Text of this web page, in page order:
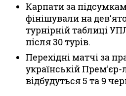
Карпати за
фінішували на
турнірній таблиці
після 30 турів.
Перехідні матчі за
українській Прем'єр-
відбудуться 5 та 9